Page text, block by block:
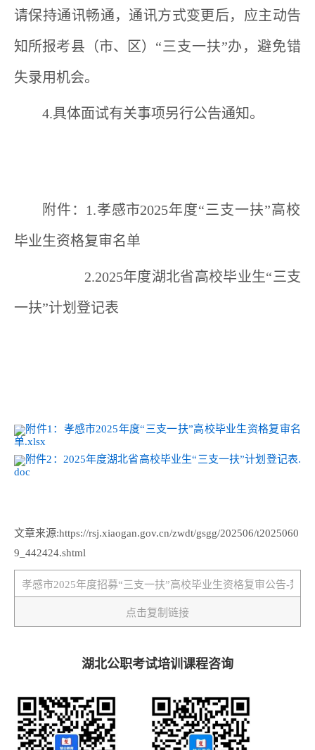
请保持通讯畅通，通讯方式变更后，应主动告
知所报考县 （市、 区 ） “三支一扶”办，避免错
失录用机会。
4.具体面试有关事项另行公告通知。
附件： 1.孝感市2025年度“三支一扶”高校
毕业生资格复审名单
2.2025年度湖北省高校毕业生“三支
一扶”计划登记表
附件1：孝感市2025年度“三支一扶”高校毕业生资格复审名
单.xlsx
附件2：2025年度湖北省高校毕业生“三支一扶”计划登记表.
doc
文章来源:https://rsj.xiaogan.gov.cn/zwdt/gsgg/202506/t2025060
9_442424.shtml
点击复制链接
湖北公职考试培训课程咨询